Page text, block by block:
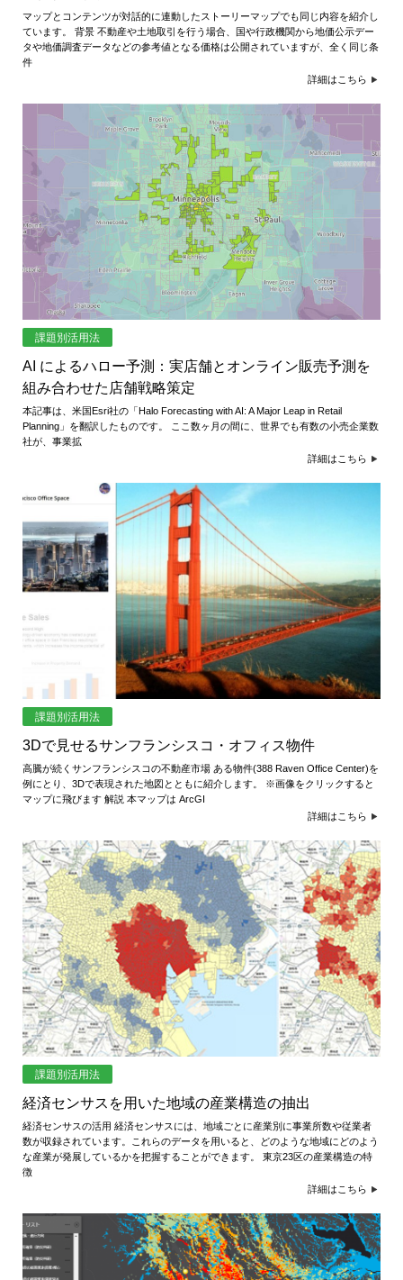
マップとコンテンツが対話的に連動したストーリーマップでも同じ内容を紹介し
ています。 背景 不動産や土地取引を行う場合、国や行政機関から地価公示デー
タや地価調査データなどの参考値となる価格は公開されていますが、全く同じ条
件
詳細はこちら
課題別活用法
AI によるハロー予測：実店舗とオンライン販売予測を
組み合わせた店舗戦略策定
本記事は、米国Esri社の「Halo Forecasting with AI: A Major Leap in Retail
Planning」を翻訳したものです。 ここ数ヶ月の間に、世界でも有数の小売企業数
社が、事業拡
詳細はこちら
課題別活用法
3Dで見せるサンフランシスコ・オフィス物件
高騰が続くサンフランシスコの不動産市場 ある物件(388 Raven Office Center)を
例にとり、3Dで表現された地図とともに紹介します。 ※画像をクリックすると
マップに飛びます 解説 本マップは ArcGI
詳細はこちら
課題別活用法
経済センサスを用いた地域の産業構造の抽出
経済センサスの活用 経済センサスには、地域ごとに産業別に事業所数や従業者
数が収録されています。これらのデータを用いると、どのような地域にどのよう
な産業が発展しているかを把握することができます。 東京23区の産業構造の特
徴
詳細はこちら